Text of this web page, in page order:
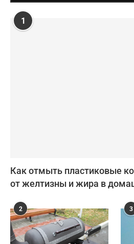
1
Как отмыть пластиковые
от желтизны и жира в
2 3